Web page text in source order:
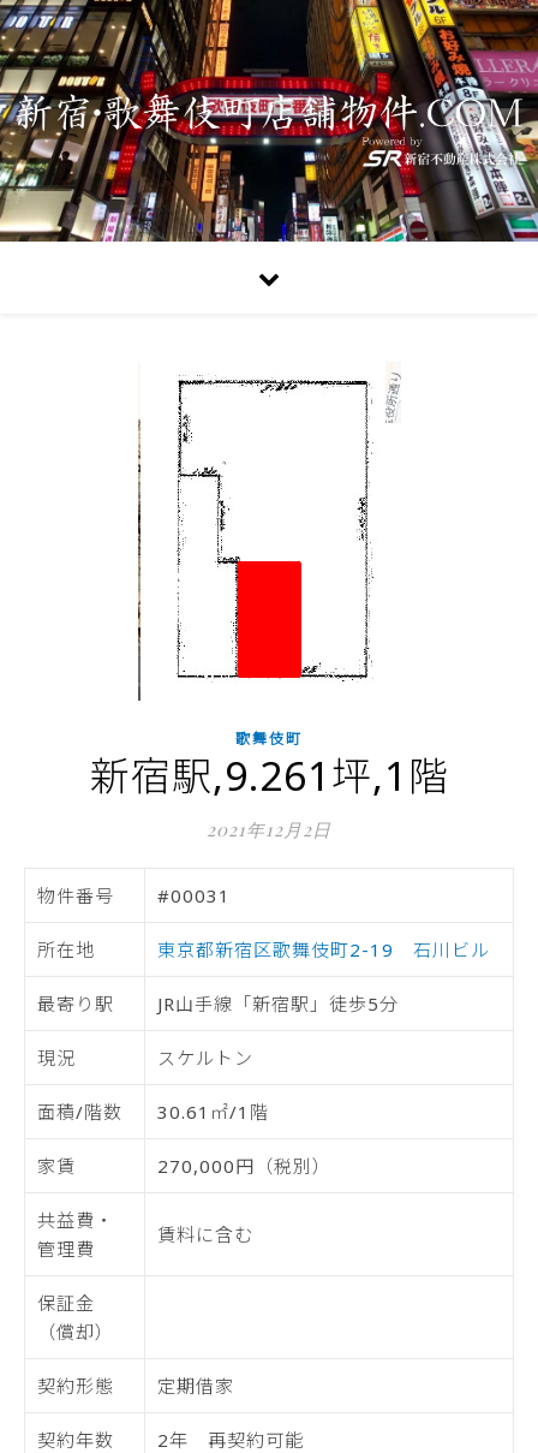
歌舞伎町
新宿駅,9.261坪,1階
2021年12月2日
物件番号 #00031
所在地 東京都新宿区歌舞伎町2-19 石川ビル
最寄り駅 JR山手線「新宿駅」徒歩5分
現況 スケルトン
面積/階数 30.61㎡/1階
家賃 270,000円（税別）
共益費・
管理費
賃料に含む
保証金
（償却）
契約形態 定期借家
契約年数 2年 再契約可能